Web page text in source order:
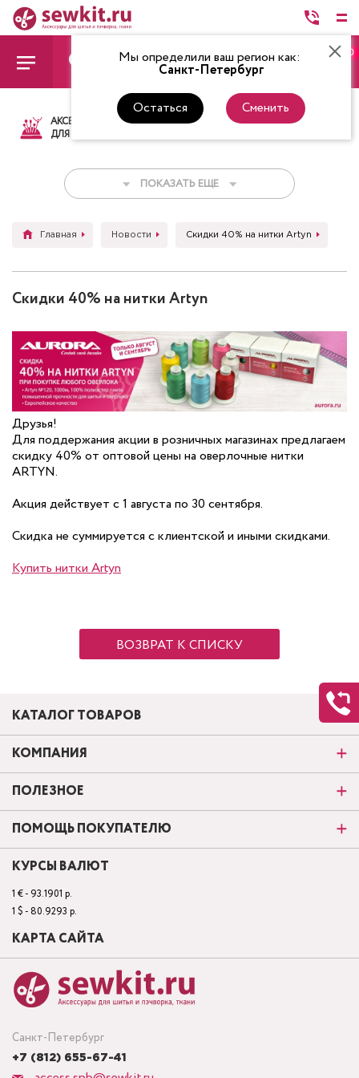
Мы определили ваш регион как:
Санкт-Петербург
Остаться Сменить
0
АКСЕССУАРЫ
ДЛЯ ШИТЬЯ
ТКАНИ НИТКИ
ПОКАЗАТЬ ЕЩЕ
Главная Новости Скидки 40% на нитки Artyn
Скидки 40% на нитки Artyn
Друзья!
Для поддержания акции в розничных магазинах предлагаем
скидку 40% от оптовой цены на оверлочные нитки
ARTYN.
Акция действует с 1 августа по 30 сентября.
Скидка не суммируется с клиентской и иными скидками.
Купить нитки Artyn
ВОЗВРАТ К СПИСКУ
Санкт-Петербург
+7 (812) 655-67-41
КАТАЛОГ ТОВАРОВ
КОМПАНИЯ
ПОЛЕЗНОЕ
ПОМОЩЬ ПОКУПАТЕЛЮ
КУРСЫ ВАЛЮТ
1 € - 93.1901 р.
1 $ - 80.9293 р.
КАРТА САЙТА